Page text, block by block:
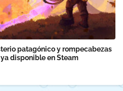
patagónico y rompecabezas
disponible en Steam